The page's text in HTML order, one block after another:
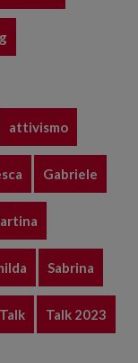
attivismo
Gabriele
Sabrina
Talk Talk 2023